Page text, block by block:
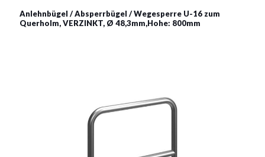
Anlehnbügel / Absperrbügel / Wegesperre U-16 zum
Querholm, VERZINKT, Ø 48,3mm,Hohe: 800mm
Siehe mehr